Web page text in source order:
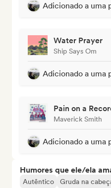
Adicionado a uma
Water Prayer
Ship Says Om
Adicionado a uma
Pain on a
Maverick Smith
Adicionado a uma
Humores que ele/ela
Autêntico Gruda na